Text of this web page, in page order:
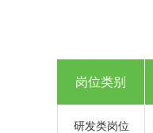
岗位类别
研发类岗位